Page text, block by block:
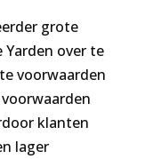
grote
over te
voorwaarden
klanten
lager